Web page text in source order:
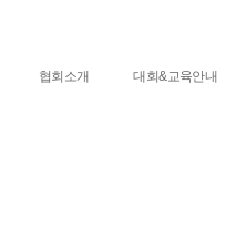
협회소개 대회&교육안내